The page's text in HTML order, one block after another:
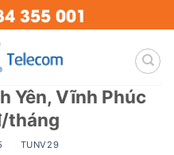
355 001
Yên, Vĩnh Phúc
tháng
TUNV29